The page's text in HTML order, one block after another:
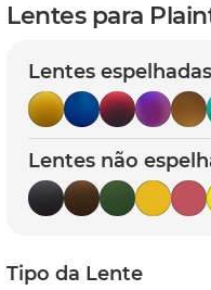
Lentes para
Lentes espelhadas
Lentes não
Tipo da Lente